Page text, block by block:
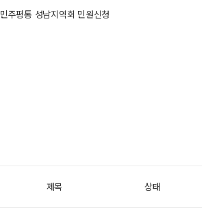
민주평통 성남지역회 민원신청
제목 상태